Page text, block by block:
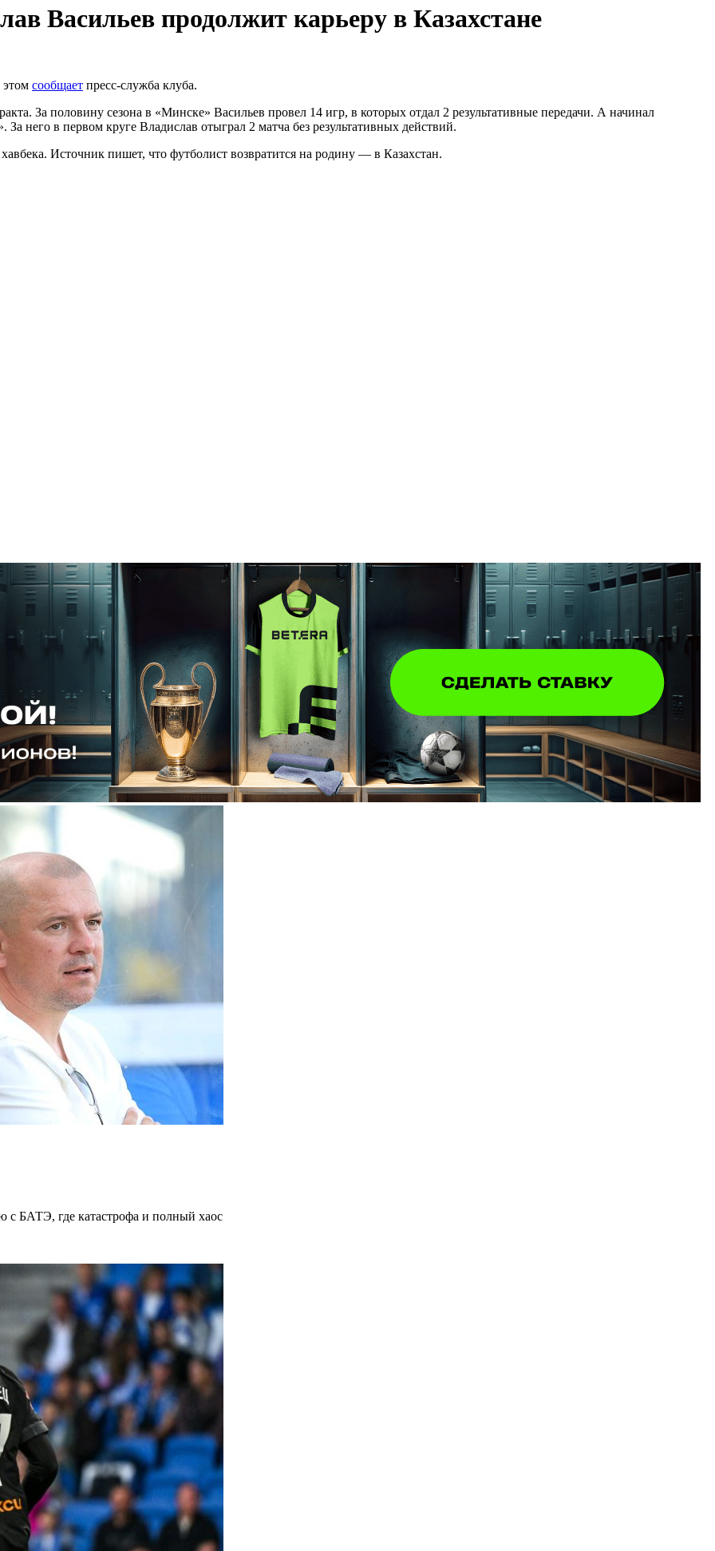
Васильев продолжит карьеру в Казахстане
сообщает пресс-служба клуба.
За половину сезона в «Минске» Васильев провел 14 игр, в которых отдал 2 результативные передачи. А начинал
него в первом круге Владислав отыграл 2 матча без результативных действий.
Источник пишет, что футболист возвратится на родину — в Казахстан.
БАТЭ, где катастрофа и полный хаос